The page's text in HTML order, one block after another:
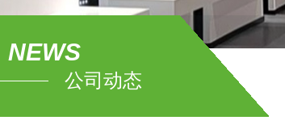
NEWS
公司动态